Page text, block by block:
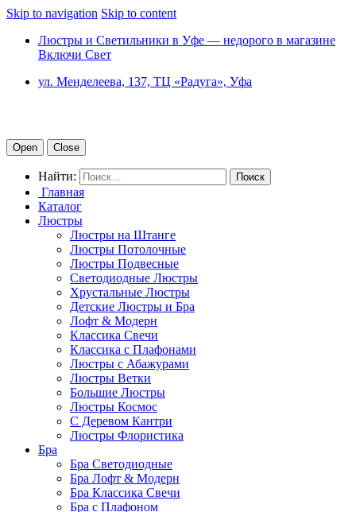
Skip to navigation Skip to content
Люстры и Светильники в Уфе — недорого в магазине
Включи Свет
ул. Менделеева, 137, ТЦ «Радуга», Уфа
Open Close
Найти:
Главная
Каталог
Люстры
Люстры на Штанге
Люстры Потолочные
Люстры Подвесные
Светодиодные Люстры
Хрустальные Люстры
Детские Люстры и Бра
Лофт & Модерн
Классика Свечи
Классика с Плафонами
Люстры с Абажурами
Люстры Ветки
Большие Люстры
Люстры Космос
С Деревом Кантри
Люстры Флористика
Бра
Бра Светодиодные
Бра Лофт & Модерн
Бра Классика Свечи
Бра с Плафоном